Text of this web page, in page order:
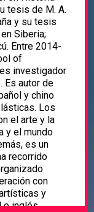
tesis de M. A.
y su tesis
Siberia;
Entre 2014-
of
investigador
Es autor de
y chino
Los
el arte y la
y el mundo
es un
recorrido
con
y
e inglés.